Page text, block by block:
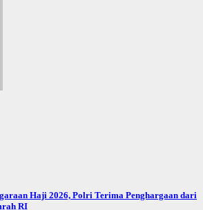
Haji 2026, Polri Terima Penghargaan dari
RI